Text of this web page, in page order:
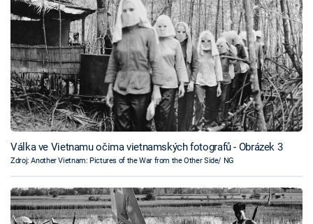
Válka ve Vietnamu očima vietnamských fotografů - Obrázek 3
Zdroj: Another Vietnam: Pictures of the War from the Other Side/ NG